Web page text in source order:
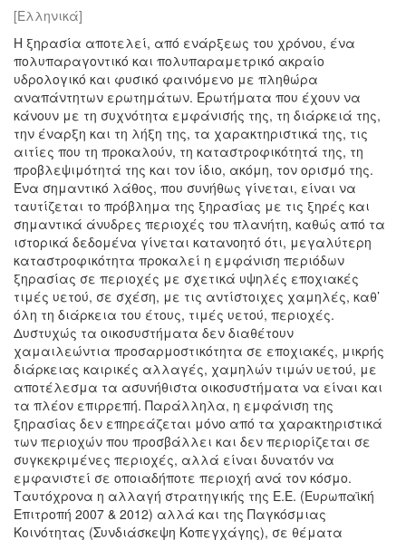
[Ελληνικά]
Η ξηρασία αποτελεί, από ενάρξεως του χρόνου, ένα
πολυπαραγοντικό και πολυπαραμετρικό ακραίο
υδρολογικό και φυσικό φαινόμενο με πληθώρα
αναπάντητων ερωτημάτων. Ερωτήματα που έχουν να
κάνουν με τη συχνότητα εμφάνισής της, τη διάρκειά της,
την έναρξη και τη λήξη της, τα χαρακτηριστικά της, τις
αιτίες που τη προκαλούν, τη καταστροφικότητά της, τη
προβλεψιμότητά της και τον ίδιο, ακόμη, τον ορισμό της.
Ένα σημαντικό λάθος, που συνήθως γίνεται, είναι να
ταυτίζεται το πρόβλημα της ξηρασίας με τις ξηρές και
σημαντικά άνυδρες περιοχές του πλανήτη, καθώς από τα
ιστορικά δεδομένα γίνεται κατανοητό ότι, μεγαλύτερη
καταστροφικότητα προκαλεί η εμφάνιση περιόδων
ξηρασίας σε περιοχές με σχετικά υψηλές εποχιακές
τιμές υετού, σε σχέση, με τις αντίστοιχες χαμηλές, καθ’
όλη τη διάρκεια του έτους, τιμές υετού, περιοχές.
Δυστυχώς τα οικοσυστήματα δεν διαθέτουν
χαμαιλεώντια προσαρμοστικότητα σε εποχιακές, μικρής
διάρκειας καιρικές αλλαγές, χαμηλών τιμών υετού, με
αποτέλεσμα τα ασυνήθιστα οικοσυστήματα να είναι και
τα πλέον επιρρεπή. Παράλληλα, η εμφάνιση της
ξηρασίας δεν επηρεάζεται μόνο από τα χαρακτηριστικά
των περιοχών που προσβάλλει και δεν περιορίζεται σε
συγκεκριμένες περιοχές, αλλά είναι δυνατόν να
εμφανιστεί σε οποιαδήποτε περιοχή ανά τον κόσμο.
Ταυτόχρονα η αλλαγή στρατηγικής της Ε.Ε. (Ευρωπαϊκή
Επιτροπή 2007 & 2012) αλλά και της Παγκόσμιας
Κοινότητας (Συνδιάσκεψη Κοπεγχάγης), σε θέματα